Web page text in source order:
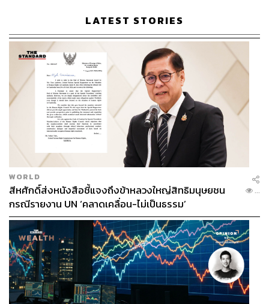
LATEST STORIES
WORLD
สีหศักดิ์ส่งหนังสือชี้แจงถึงข้าหลวงใหญ่สิทธิมนุษยชน
กรณีรายงาน UN ‘คลาดเคลื่อน-ไม่เป็นธรรม’
...